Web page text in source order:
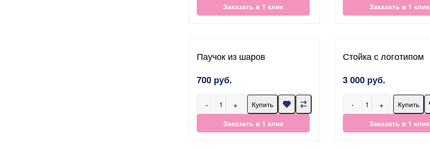
Заказать в 1 клик
Заказать в 1 клик
Паучок из шаров
700 руб.
- +
Купить
Заказать в 1 клик
Стойка с логотипом
3 000 руб.
- +
Купить
Заказать в 1 клик